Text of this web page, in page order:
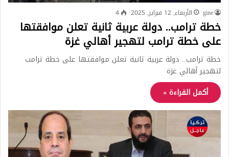
gine الأربعاء, 12 فبراير, 2025 4
خطة ترامب.. دولة عربية ثانية تعلن موافقتها
على خطة ترامب لتهجير أهالي غزة
خطة ترامب.. دولة عربية ثانية تعلن موافقتها على خطة ترامب
لتهجير أهالي غزة
أكمل القراءة »